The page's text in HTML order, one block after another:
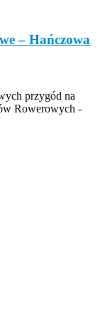
– Hańczowa
przygód na
Rowerowych -